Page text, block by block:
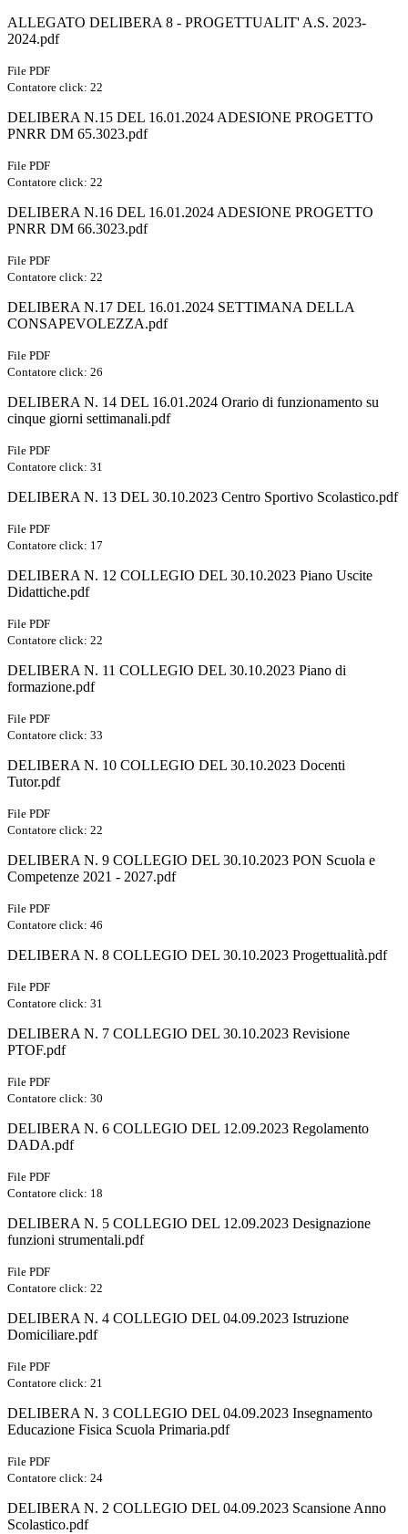
ALLEGATO DELIBERA 8 - PROGETTUALIT' A.S. 2023-
2024.pdf
File PDF
Contatore click: 22
DELIBERA N.15 DEL 16.01.2024 ADESIONE PROGETTO
PNRR DM 65.3023.pdf
File PDF
Contatore click: 22
DELIBERA N.16 DEL 16.01.2024 ADESIONE PROGETTO
PNRR DM 66.3023.pdf
File PDF
Contatore click: 22
DELIBERA N.17 DEL 16.01.2024 SETTIMANA DELLA
CONSAPEVOLEZZA.pdf
File PDF
Contatore click: 26
DELIBERA N. 14 DEL 16.01.2024 Orario di funzionamento su
cinque giorni settimanali.pdf
File PDF
Contatore click: 31
DELIBERA N. 13 DEL 30.10.2023 Centro Sportivo Scolastico.pdf
File PDF
Contatore click: 17
DELIBERA N. 12 COLLEGIO DEL 30.10.2023 Piano Uscite
Didattiche.pdf
File PDF
Contatore click: 22
DELIBERA N. 11 COLLEGIO DEL 30.10.2023 Piano di
formazione.pdf
File PDF
Contatore click: 33
DELIBERA N. 10 COLLEGIO DEL 30.10.2023 Docenti
Tutor.pdf
File PDF
Contatore click: 22
DELIBERA N. 9 COLLEGIO DEL 30.10.2023 PON Scuola e
Competenze 2021 - 2027.pdf
File PDF
Contatore click: 46
DELIBERA N. 8 COLLEGIO DEL 30.10.2023 Progettualità.pdf
File PDF
Contatore click: 31
DELIBERA N. 7 COLLEGIO DEL 30.10.2023 Revisione
PTOF.pdf
File PDF
Contatore click: 30
DELIBERA N. 6 COLLEGIO DEL 12.09.2023 Regolamento
DADA.pdf
File PDF
Contatore click: 18
DELIBERA N. 5 COLLEGIO DEL 12.09.2023 Designazione
funzioni strumentali.pdf
File PDF
Contatore click: 22
DELIBERA N. 4 COLLEGIO DEL 04.09.2023 Istruzione
Domiciliare.pdf
File PDF
Contatore click: 21
DELIBERA N. 3 COLLEGIO DEL 04.09.2023 Insegnamento
Educazione Fisica Scuola Primaria.pdf
File PDF
Contatore click: 24
DELIBERA N. 2 COLLEGIO DEL 04.09.2023 Scansione Anno
Scolastico.pdf